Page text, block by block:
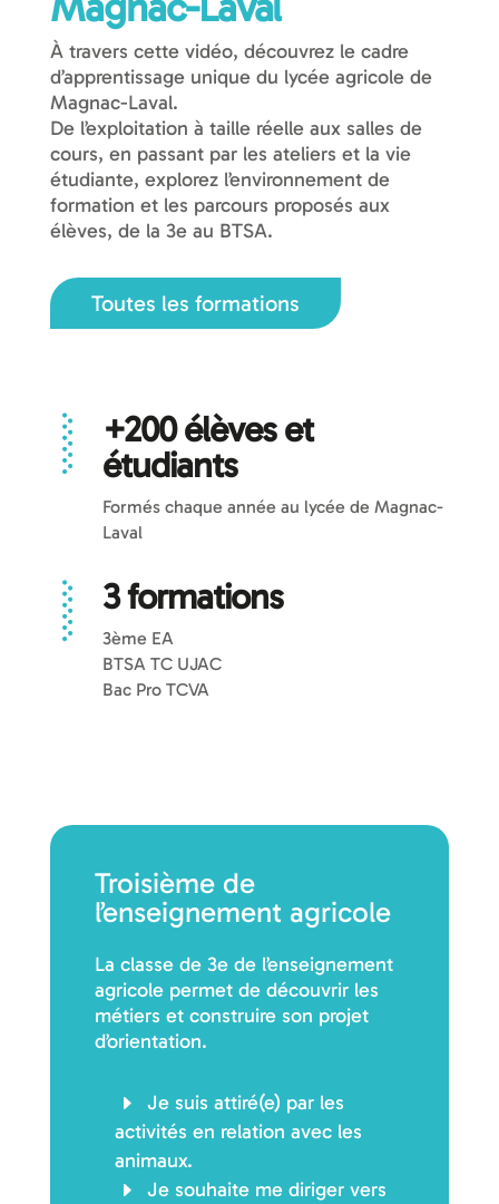
À travers cette vidéo, découvrez le cadre
d’apprentissage unique du lycée agricole de
Magnac-Laval.
De l’exploitation à taille réelle aux salles de
cours, en passant par les ateliers et la vie
étudiante, explorez l’environnement de
formation et les parcours proposés aux
élèves, de la 3e au BTSA.
Toutes les formations
+200 élèves et
étudiants
Formés chaque année au lycée de Magnac-
Laval
3 formations
3ème EA
BTSA TC UJAC
Bac Pro TCVA
Troisième de
l’enseignement agricole
La classe de 3e de l’enseignement
agricole permet de découvrir les
métiers et construire son projet
d’orientation.
Je suis attiré(e) par les
activités en relation avec les
animaux.
Je souhaite me diriger vers